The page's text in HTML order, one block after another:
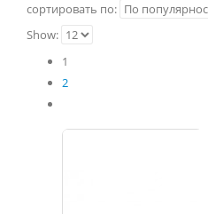
сортировать по:
Show:
1
2